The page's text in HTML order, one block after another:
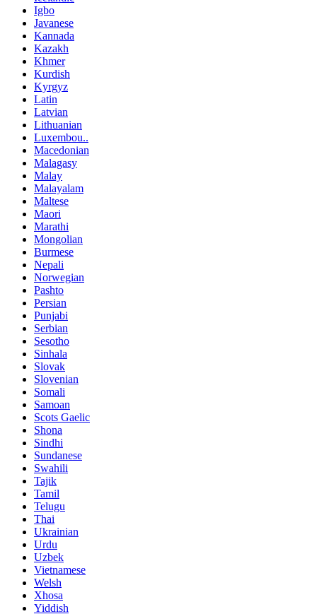
Igbo
Javanese
Kannada
Kazakh
Khmer
Kurdish
Kyrgyz
Latin
Latvian
Lithuanian
Luxembou..
Macedonian
Malagasy
Malay
Malayalam
Maltese
Maori
Marathi
Mongolian
Burmese
Nepali
Norwegian
Pashto
Persian
Punjabi
Serbian
Sesotho
Sinhala
Slovak
Slovenian
Somali
Samoan
Scots Gaelic
Shona
Sindhi
Sundanese
Swahili
Tajik
Tamil
Telugu
Thai
Ukrainian
Urdu
Uzbek
Vietnamese
Welsh
Xhosa
Yiddish